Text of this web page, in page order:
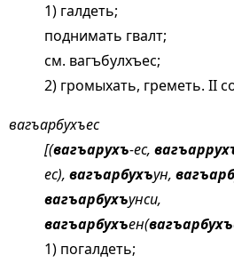
1) галдеть;
поднимать гвалт;
см. вагъбулхъес;
2) громыхать, греметь. II
вагъарбухъес
[(вагъарухъ-ес,
ес), вагъарбухъун,
вагъарбухъунси,
вагъарбухъен(вагъарбухъ
1) погалдеть;